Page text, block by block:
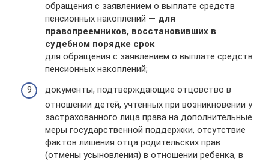
обращения с заявлением о выплате средств
пенсионных накоплений — для
правопреемников, восстановивших в
судебном порядке срок
для обращения с заявлением о выплате средств
пенсионных накоплений;
документы, подтверждающие отцовство в
отношении детей, учтенных при возникновении у
застрахованного лица права на дополнительные
меры государственной поддержки, отсутствие
фактов лишения отца родительских прав
(отмены усыновления) в отношении ребенка, в